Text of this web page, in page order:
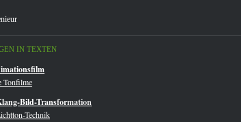
IN TEXTEN
Tonfilme
Bild-Transformation
Technik